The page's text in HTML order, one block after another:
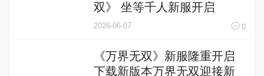
双》 坐等千人新服开启
2026-06-07 0
《万界无双》新服隆重开启
下载新版本万界无双迎接新